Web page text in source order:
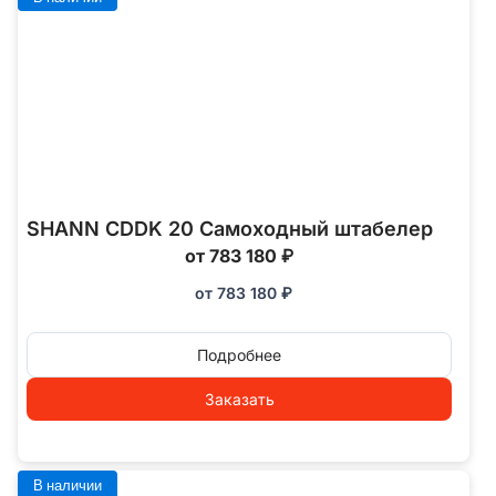
SHANN CDDK 20 Самоходный штабелер
от 783 180 ₽
от 783 180 ₽
Подробнее
Заказать
В наличии